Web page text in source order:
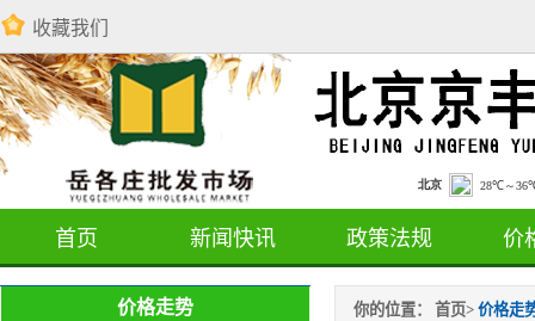
收藏我们
首页 新闻快讯 政策法规 价
价格走势 你的位置： 首页> 价格走